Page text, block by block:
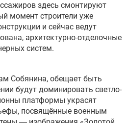
здесь смонтируют
момент строители уже
и сейчас ведут
архитектурно-отделочные
систем.
Собянина, обещает быть
будут доминировать светло-
платформы украсят
посвящённые военным